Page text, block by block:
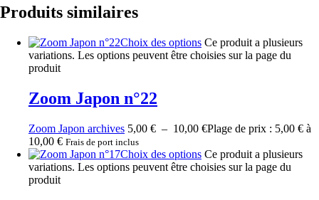
Produits similaires
Choix des options Ce produit a plusieurs
variations. Les options peuvent être choisies sur la page du
produit
Zoom Japon n°22
Zoom Japon archives 5,00 € – 10,00 €Plage de prix : 5,00 € à
10,00 € Frais de port inclus
Choix des options Ce produit a plusieurs
variations. Les options peuvent être choisies sur la page du
produit